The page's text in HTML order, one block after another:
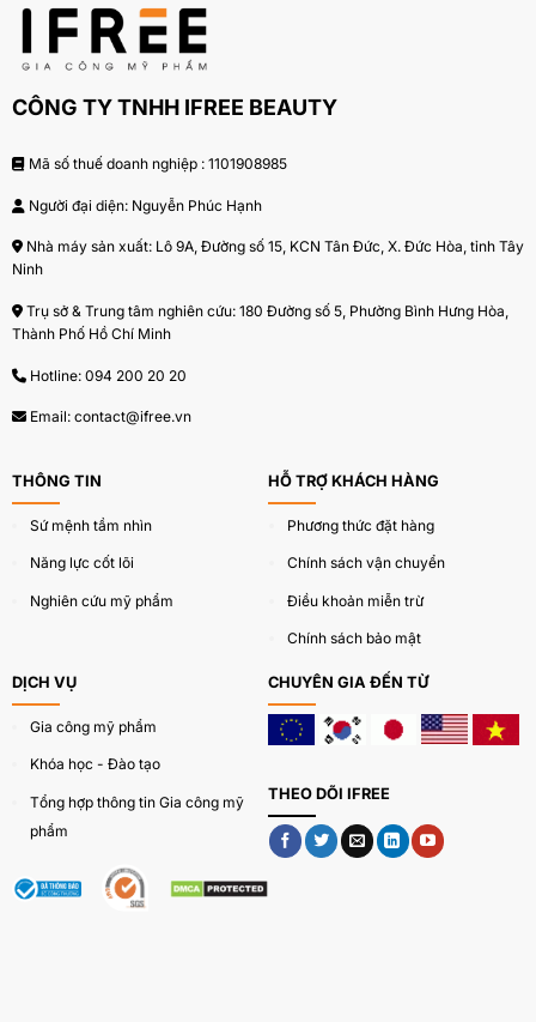
CÔNG TY TNHH IFREE BEAUTY
Mã số thuế doanh nghiệp : 1101908985
Người đại diện: Nguyễn Phúc Hạnh
Nhà máy sản xuất: Lô 9A, Đường số 15, KCN Tân Đức, X. Đức Hòa, tỉnh Tây
Ninh
Trụ sở & Trung tâm nghiên cứu: 180 Đường số 5, Phường Bình Hưng Hòa,
Thành Phố Hồ Chí Minh
Hotline: 094 200 20 20
Email: contact@ifree.vn
THÔNG TIN
Sứ mệnh tầm nhìn
Năng lực cốt lõi
Nghiên cứu mỹ phẩm
HỖ TRỢ KHÁCH HÀNG
Phương thức đặt hàng
Chính sách vận chuyển
Điều khoản miễn trừ
Chính sách bảo mật
DỊCH VỤ
Gia công mỹ phẩm
Khóa học - Đào tạo
Tổng hợp thông tin Gia công mỹ
phẩm
CHUYÊN GIA ĐẾN TỪ
THEO DÕI IFREE